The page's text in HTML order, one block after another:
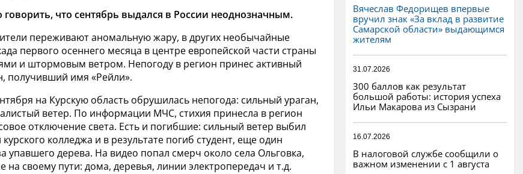
что сентябрь выдался в России неоднозначным.
переживают аномальную жару, в других необычайные
первого осеннего месяца в центре европейской части страны
и штормовым ветром. Непогоду в регион принес активный
получивший имя «Рейли».
на Курскую область обрушилась непогода: сильный ураган,
ветер. По информации МЧС, стихия принесла в регион
отключение света. Есть и погибшие: сильный ветер выбил
колледжа и в результате погиб студент, еще один
упавшего дерева. На видео попал смерч около села Ольговка,
на своему пути: дома, деревья, линии электропередач и т.д.
Вячеслав Федорищев впервые
вручил знак «За вклад в развитие
Самарской области» выдающимся
жителям
31.07.2026
300 баллов как результат
большой работы: история успеха
Ильи Макарова из Сызрани
16.07.2026
В налоговой службе сообщили о
важном изменении с 1 августа